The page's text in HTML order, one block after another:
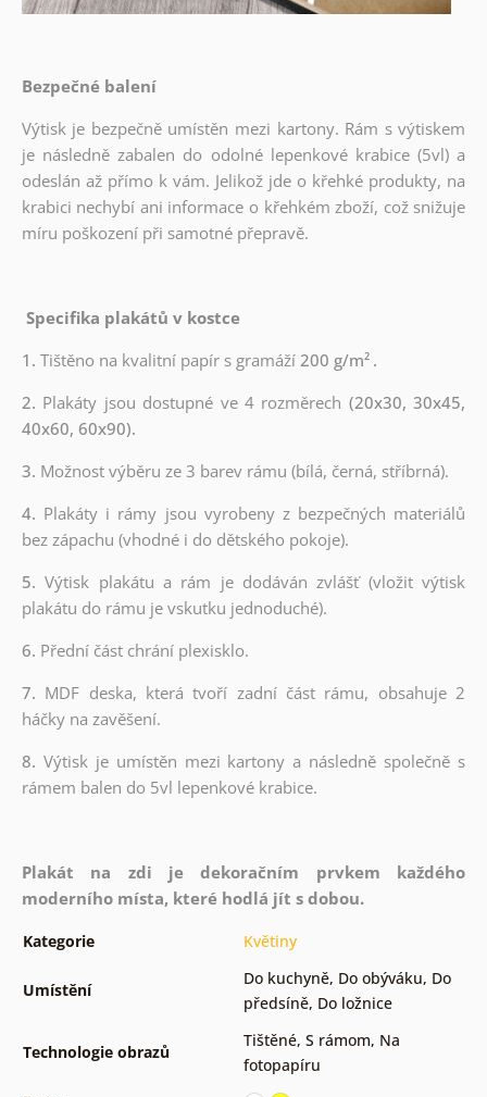
Bezpečné balení
Výtisk je bezpečně umístěn mezi kartony. Rám s výtiskem
je následně zabalen do odolné lepenkové krabice (5vl) a
odeslán až přímo k vám. Jelikož jde o křehké produkty, na
krabici nechybí ani informace o křehkém zboží, což snižuje
míru poškození při samotné přepravě.
Specifika plakátů v kostce
1. Tištěno na kvalitní papír s gramáží200 g/m² .
2. Plakáty jsou dostupné ve 4 rozměrech (20x30, 30x45,
40x60, 60x90).
3. Možnost výběru ze 3 barev rámu (bílá, černá, stříbrná).
4. Plakáty i rámy jsou vyrobeny z bezpečných materiálů
bez zápachu (vhodné i do dětského pokoje).
5.Výtisk plakátu a rám je dodáván zvlášť (vložit výtisk
plakátu do rámu je vskutku jednoduché).
6. Přední část chrání plexisklo.
7. MDF deska, která tvoří zadní část rámu, obsahuje 2
háčky na zavěšení.
8. Výtisk je umístěn mezi kartony a následně společně s
rámem balen do 5vl lepenkové krabice.
Plakát na zdi je dekoračním prvkem každého
moderního místa, které hodlá jít s dobou.
Kategorie Květiny
Umístění
Do kuchyně, Do obýváku, Do
předsíně, Do ložnice
Technologie obrazů
Tištěné, S rámom, Na
fotopapíru